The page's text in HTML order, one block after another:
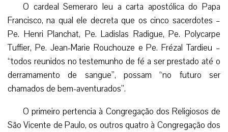
O cardeal Semeraro leu a carta apostólica do Papa
Francisco, na qual ele decreta que os cinco sacerdotes –
Pe. Henri Planchat, Pe. Ladislas Radigue, Pe. Polycarpe
Tuffier, Pe. Jean-Marie Rouchouze e Pe. Frézal Tardieu –
“todos reunidos no testemunho de fé a ser prestado até o
derramamento de sangue”, possam “no futuro ser
chamados de bem-aventurados”.
O primeiro pertencia à Congregação dos Religiosos de
São Vicente de Paulo, os outros quatro à Congregação dos